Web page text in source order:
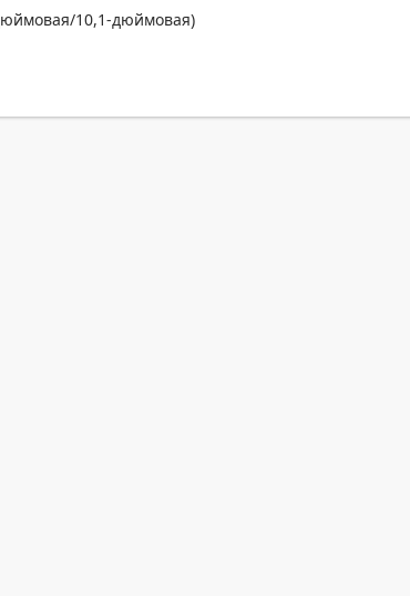
10,1-дюймовая)